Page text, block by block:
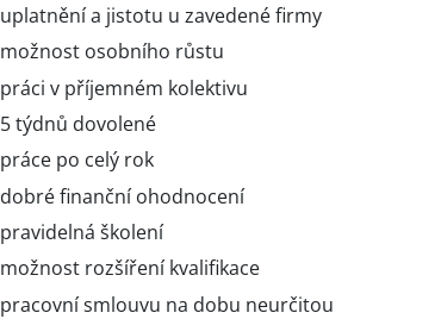
uplatnění a jistotu u zavedené firmy
možnost osobního růstu
práci v příjemném kolektivu
5 týdnů dovolené
práce po celý rok
dobré finanční ohodnocení
pravidelná školení
možnost rozšíření kvalifikace
pracovní smlouvu na dobu neurčitou